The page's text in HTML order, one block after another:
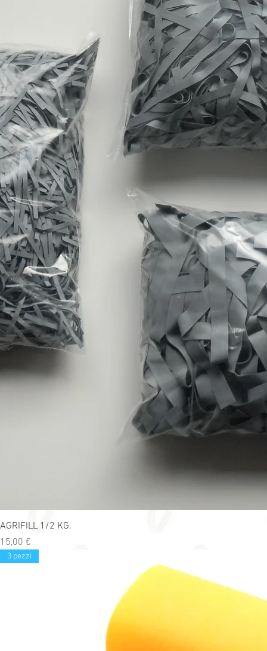
AGRIFILL 1/2 KG.
Precio
15,00 €
3 pezzi